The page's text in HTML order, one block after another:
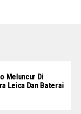
Meluncur Di
Leica Dan Baterai